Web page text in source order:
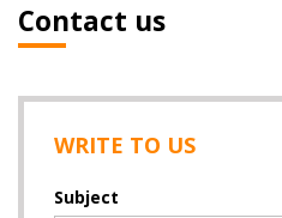
Contact us
WRITE TO US
Subject